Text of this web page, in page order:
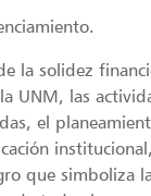
la solidez
UNM, las
el
que simboliza